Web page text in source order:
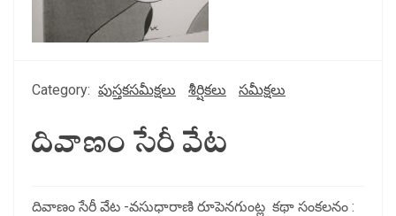
Category: పుస్తకసమీక్షలు శీర్షికలు సమీక్షలు
దివాణం సేరీ వేట
దివాణం సేరీ వేట -వసుధారాణి రూపెనగుంట్ల కథా సంకలనం :